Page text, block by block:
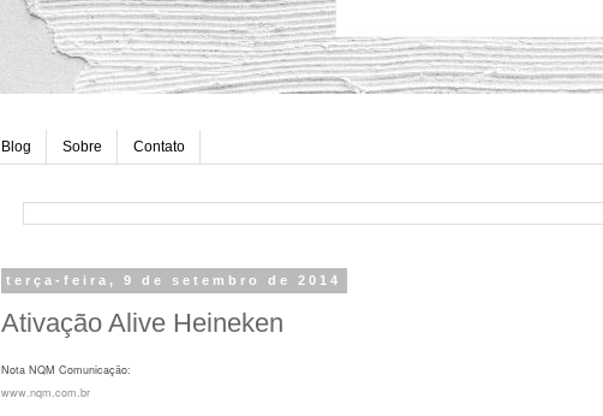
Blog Sobre Contato
terça-feira, 9 de setembro de 2014
Ativação Alive Heineken
Nota NQM Comunicação:
www.nqm.com.br